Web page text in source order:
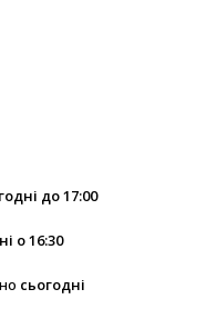
до 17:00
о 16:30
cьогодні